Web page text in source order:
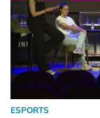
ESPORTS